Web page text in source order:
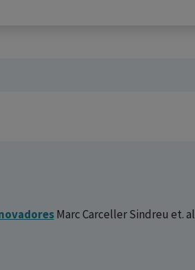
Marc Carceller Sindreu et. al